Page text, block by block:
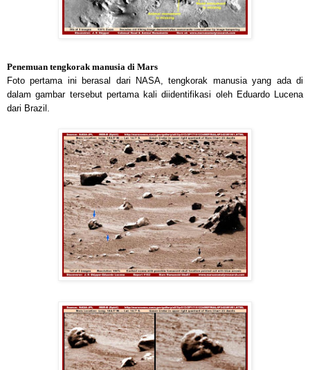
Penemuan tengkorak manusia di Mars
Foto pertama ini berasal dari NASA, tengkorak manusia yang ada di
dalam gambar tersebut pertama kali diidentifikasi oleh Eduardo Lucena
dari Brazil.